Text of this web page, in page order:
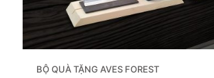
BỘ QUÀ TẶNG AVES FOREST